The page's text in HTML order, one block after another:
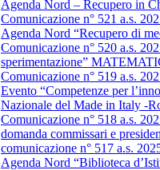
Agenda Nord – Recupero in
Comunicazione n° 521 a.s.
Agenda Nord “Recupero di
Comunicazione n° 520 a.s.
sperimentazione”
Comunicazione n° 519 a.s.
Evento “Competenze per
Nazionale del Made in Italy -
Comunicazione n° 518 a.s.
domanda commissari e
comunicazione n° 517 a.s.
Agenda Nord “Biblioteca